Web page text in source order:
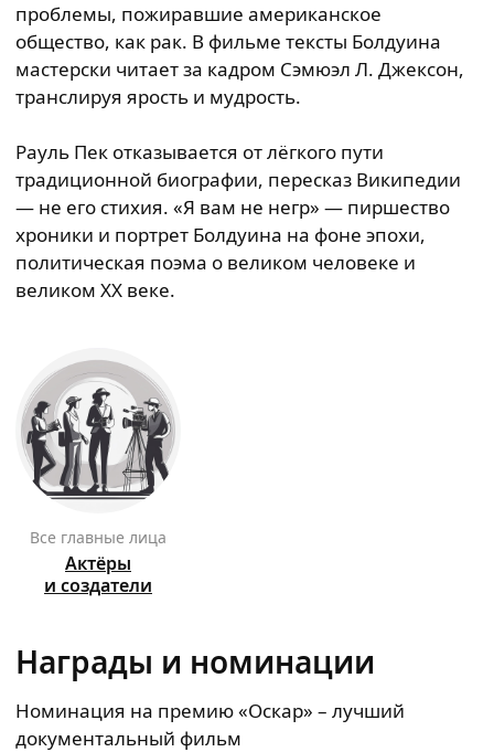
проблемы, пожиравшие американское
общество, как рак. В фильме тексты Болдуина
мастерски читает за кадром Сэмюэл Л. Джексон,
транслируя ярость и мудрость.
Рауль Пек отказывается от лёгкого пути
традиционной биографии, пересказ Википедии
— не его стихия. «Я вам не негр» — пиршество
хроники и портрет Болдуина на фоне эпохи,
политическая поэма о великом человеке и
великом ХХ веке.
Все главные лица
Актёры
и создатели
Награды и номинации
Номинация на премию «Оскар» – лучший
документальный фильм